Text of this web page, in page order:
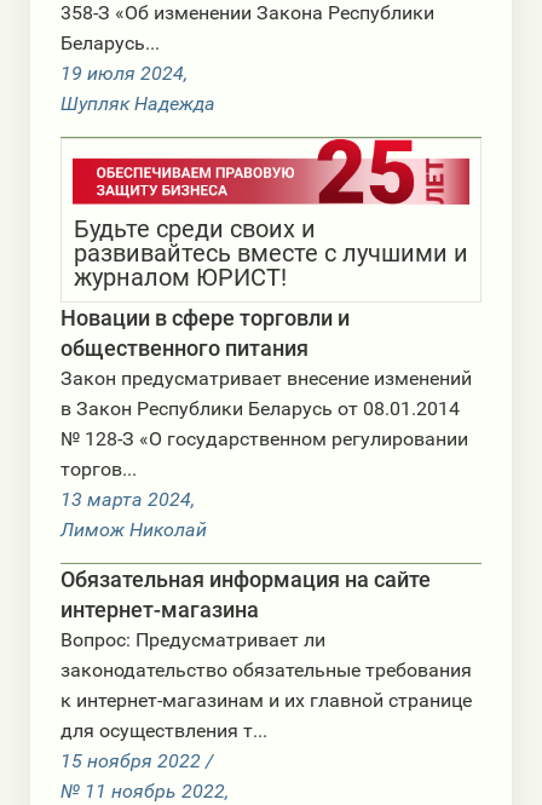
358-З «Об изменении Закона Республики
Беларусь...
19 июля 2024,
Шупляк Надежда
Будьте среди своих и
развивайтесь вместе с лучшими и
журналом ЮРИСТ!
Новации в сфере торговли и
общественного питания
Закон предусматривает внесение изменений
в Закон Республики Беларусь от 08.01.2014
№ 128-З «О государственном регулировании
торгов...
13 мартa 2024,
Лимож Николай
Обязательная информация на сайте
интернет-магазина
Вопрос: Предусматривает ли
законодательство обязательные требования
к интернет-магазинам и их главной странице
для осуществления т...
15 ноября 2022 /
№ 11 ноябрь 2022,